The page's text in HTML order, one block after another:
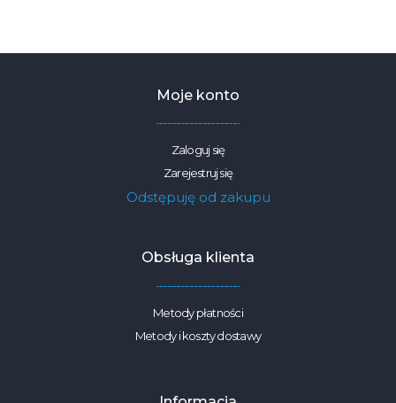
125g/m2
Moje konto
Zaloguj się
Zarejestruj się
Odstępuję od zakupu
Obsługa klienta
Metody płatności
Metody i koszty dostawy